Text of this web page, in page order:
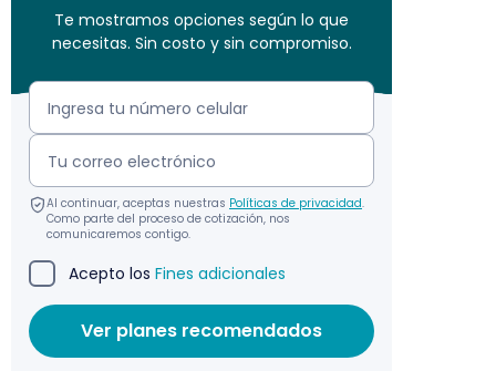
Te mostramos opciones según lo que
necesitas. Sin costo y sin compromiso.
Al continuar, aceptas nuestras Políticas de privacidad.
Como parte del proceso de cotización, nos
comunicaremos contigo.
Acepto los Fines adicionales